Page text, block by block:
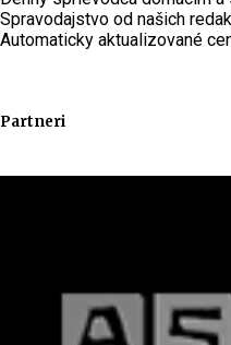
Spravodajstvo od našich
Automaticky aktualizované
Partneri